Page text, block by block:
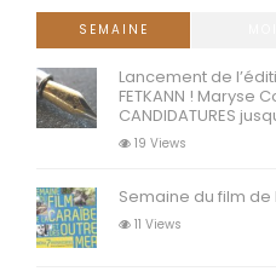
SEMAINE
Lancement de
FETKANN ! Maryse
CANDIDATURES
19 Views
Semaine du film
11 Views